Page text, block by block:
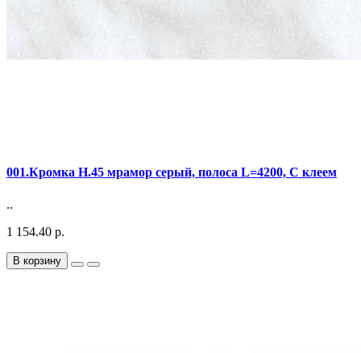
001.Кромка Н.45 мрамор серый, полоса L=4200, С клеем
..
1 154.40 р.
В корзину